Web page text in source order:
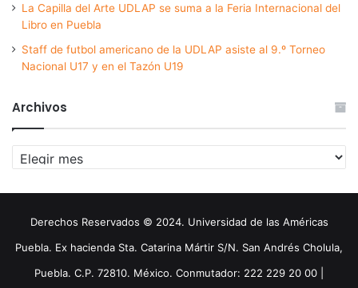
La Capilla del Arte UDLAP se suma a la Feria Internacional del
Libro en Puebla
Staff de futbol americano de la UDLAP asiste al 9.º Torneo
Nacional U17 y en el Tazón U19
Archivos
Archivos
Derechos Reservados © 2024. Universidad de las Américas
Puebla. Ex hacienda Sta. Catarina Mártir S/N. San Andrés Cholula,
Puebla. C.P. 72810. México. Conmutador: 222 229 20 00 |